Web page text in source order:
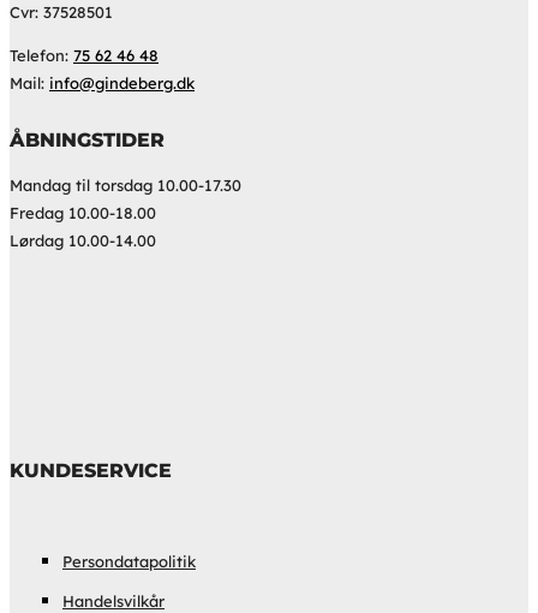
Cvr: 37528501
Telefon: 75 62 46 48
Mail: info@gindeberg.dk
ÅBNINGSTIDER
Mandag til torsdag 10.00-17.30
Fredag 10.00-18.00
Lørdag 10.00-14.00
KUNDESERVICE
Persondatapolitik
Handelsvilkår